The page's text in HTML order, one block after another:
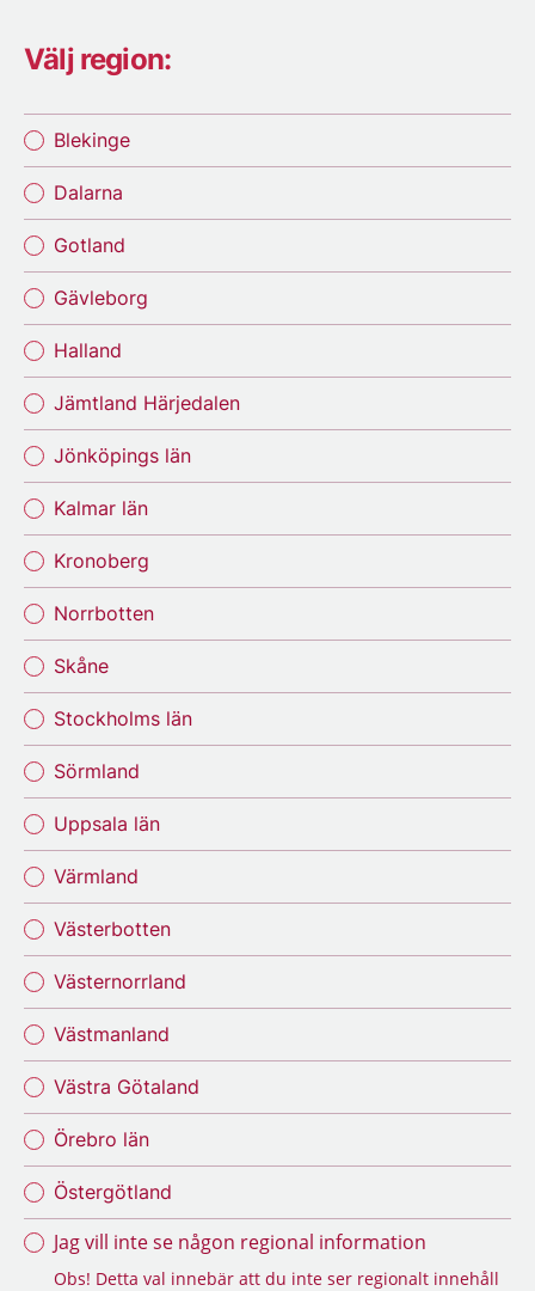
Välj region:
Blekinge
Dalarna
Gotland
Gävleborg
Halland
Jämtland Härjedalen
Jönköpings län
Kalmar län
Kronoberg
Norrbotten
Skåne
Stockholms län
Sörmland
Uppsala län
Värmland
Västerbotten
Västernorrland
Västmanland
Västra Götaland
Örebro län
Östergötland
Jag vill inte se någon regional information
Obs! Detta val innebär att du inte ser regionalt innehåll